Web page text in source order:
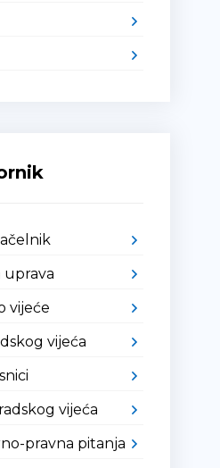
uprava
vijeće
vijeća
vijeća
pravna pitanja